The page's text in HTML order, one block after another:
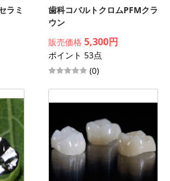
ラミ
歯科コバルトクロムPFMクラ
ウン
販売価格 5,300円
ポイント 53点
(0)